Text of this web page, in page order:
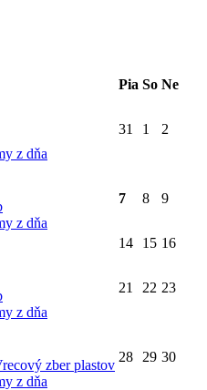
Pia So Ne
z dňa
31 1 2
z dňa
7 8 9
14 15 16
z dňa
21 22 23
zber plastov
z dňa
28 29 30